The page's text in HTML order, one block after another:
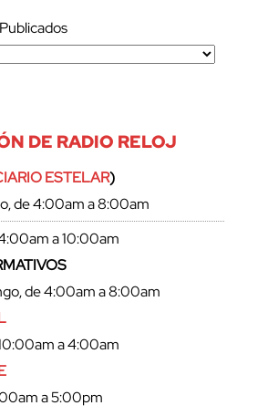
DE RADIO RELOJ
ESTELAR)
de 4:00am a 8:00am
a 10:00am
de 4:00am a 8:00am
a 4:00am
a 5:00pm